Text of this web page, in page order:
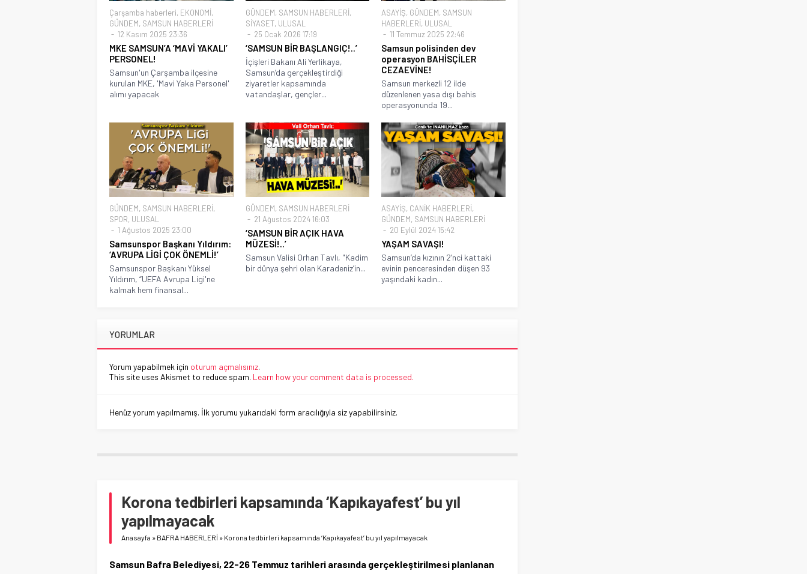
Çarşamba haberleri, EKONOMİ,
GÜNDEM, SAMSUN HABERLERİ
12 Kasım 2025 23:36
MKE SAMSUN’A ‘MAVİ YAKALI’
PERSONEL!
Samsun'un Çarşamba ilçesine
kurulan MKE, 'Mavi Yaka Personel'
alımı yapacak
GÜNDEM, SAMSUN HABERLERİ,
SİYASET, ULUSAL
25 Ocak 2026 17:19
‘SAMSUN BİR BAŞLANGIÇ!..’
İçişleri Bakanı Ali Yerlikaya,
Samsun’da gerçekleştirdiği
ziyaretler kapsamında
vatandaşlar, gençler...
ASAYİŞ, GÜNDEM, SAMSUN
HABERLERİ, ULUSAL
11 Temmuz 2025 22:46
Samsun polisinden dev
operasyon BAHİSÇİLER
CEZAEVİNE!
Samsun merkezli 12 ilde
düzenlenen yasa dışı bahis
operasyonunda 19...
GÜNDEM, SAMSUN HABERLERİ,
SPOR, ULUSAL
1 Ağustos 2025 23:00
Samsunspor Başkanı Yıldırım:
‘AVRUPA LİGİ ÇOK ÖNEMLİ!’
Samsunspor Başkanı Yüksel
Yıldırım, “UEFA Avrupa Ligi'ne
kalmak hem finansal...
GÜNDEM, SAMSUN HABERLERİ
21 Ağustos 2024 16:03
‘SAMSUN BİR AÇIK HAVA
MÜZESİ!..’
Samsun Valisi Orhan Tavlı, "Kadim
bir dünya şehri olan Karadeniz’in...
ASAYİŞ, CANİK HABERLERİ,
GÜNDEM, SAMSUN HABERLERİ
20 Eylül 2024 15:42
YAŞAM SAVAŞI!
Samsun’da kızının 2’nci kattaki
evinin penceresinden düşen 93
yaşındaki kadın...
YORUMLAR
Yorum yapabilmek için oturum açmalısınız.
This site uses Akismet to reduce spam. Learn how your comment data is processed.
Henüz yorum yapılmamış. İlk yorumu yukarıdaki form aracılığıyla siz yapabilirsiniz.
Korona tedbirleri kapsamında ‘Kapıkayafest’ bu yıl
yapılmayacak
Anasayfa » BAFRA HABERLERİ » Korona tedbirleri kapsamında ‘Kapıkayafest’ bu yıl yapılmayacak
Samsun Bafra Belediyesi, 22-26 Temmuz tarihleri arasında gerçekleştirilmesi planlanan